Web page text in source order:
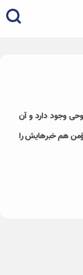
وحی وجود دارد و آن
هم خبرهايش را